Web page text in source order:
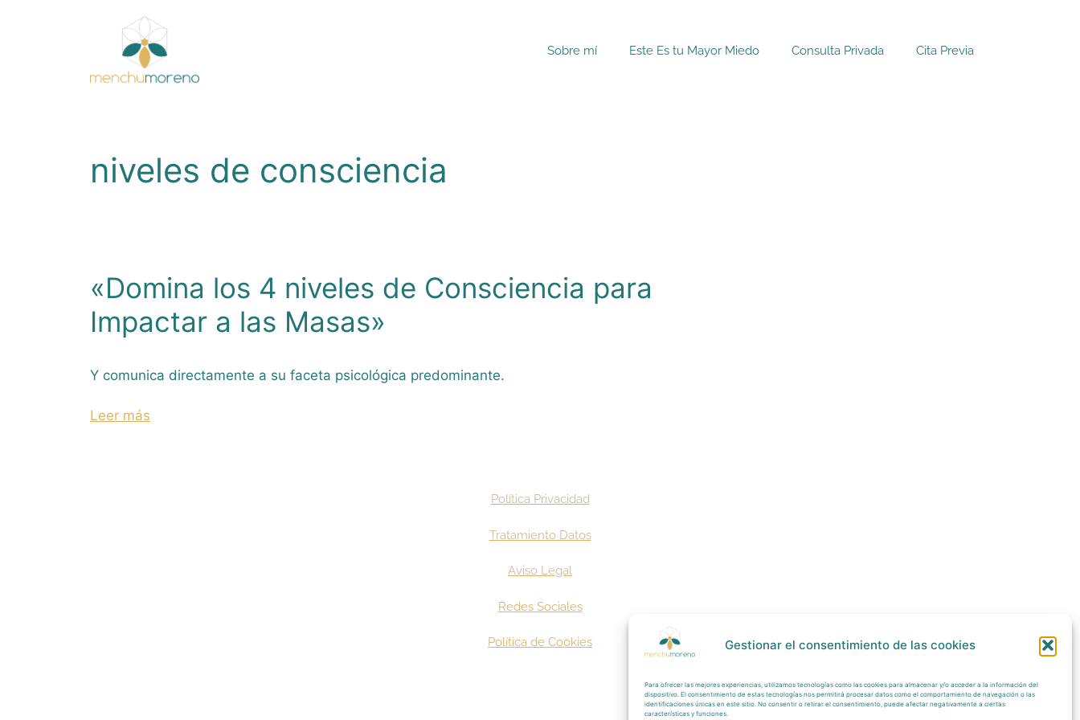
Gestionar el consentimiento de las cookies
Para ofrecer las mejores experiencias, utilizamos tecnologías como las cookies para almacenar y/o acceder a la información del
dispositivo. El consentimiento de estas tecnologías nos permitirá procesar datos como el comportamiento de navegación o las
identificaciones únicas en este sitio. No consentir o retirar el consentimiento, puede afectar negativamente a ciertas
características y funciones.
Sobre mí Este Es tu Mayor Miedo Consulta Privada Cita Previa
niveles de consciencia
«Domina los 4 niveles de Consciencia para
Impactar a las Masas»
Y comunica directamente a su faceta psicológica predominante.
Leer más
Política Privacidad
TratamientoDatos
Aviso Legal
Redes Sociales
Política de Cookies